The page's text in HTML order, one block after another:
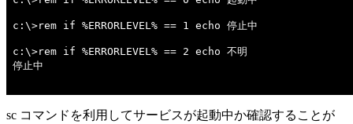
c:\>rem if %ERRORLEVEL% == 1 echo 停止中
c:\>rem if %ERRORLEVEL% == 2 echo 不明
停止中
sc コマンドを利用してサービスが起動中か確認することが